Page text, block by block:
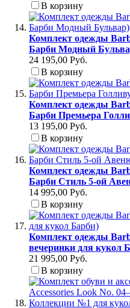
В корзину
Комплект одежды
Барби Модный
24 195,00 Руб.
В корзину
Комплект одежды
Барби Премьера
13 195,00 Руб.
В корзину
Комплект одежды
Барби Стиль 5-ой
14 995,00 Руб.
В корзину
Комплект одежды
вечеринки для кукол
21 995,00 Руб.
В корзину